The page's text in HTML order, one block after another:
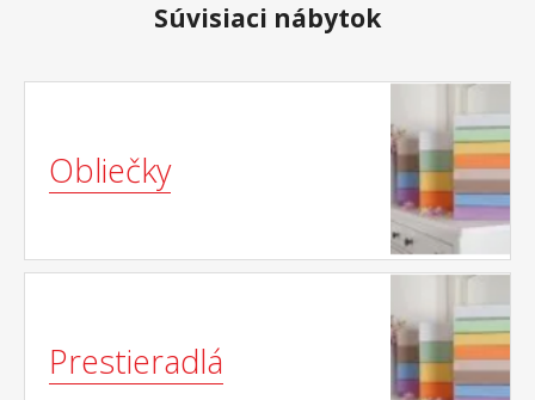
Súvisiaci nábytok
Obliečky
Prestieradlá